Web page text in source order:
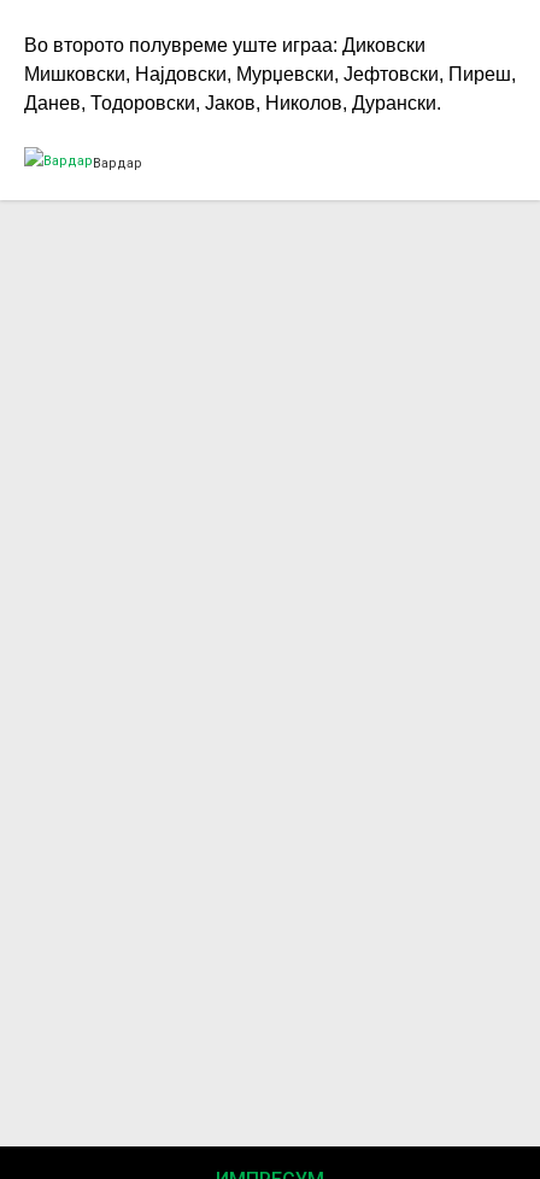
Во второто полувреме уште играа: Диковски
Мишковски, Најдовски, Мурџевски, Јефтовски, Пиреш,
Данев, Тодоровски, Јаков, Николов, Дурански.
Вардар